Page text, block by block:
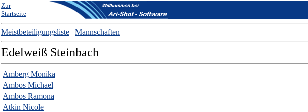
Zur
Startseite
Meistbeteiligungsliste | Mannschaften
Edelweiß Steinbach
Amberg Monika
Ambos Michael
Ambos Ramona
Atkin Nicole